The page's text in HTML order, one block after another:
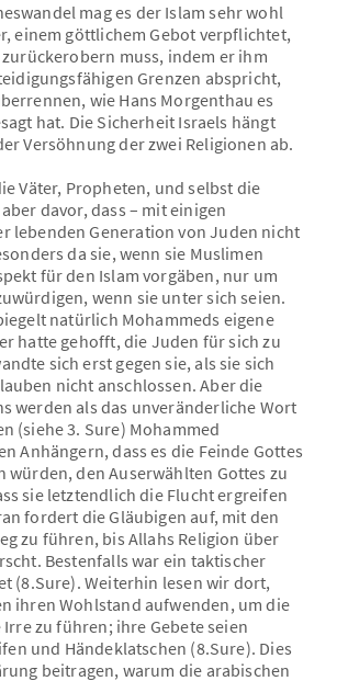
mag es der Islam sehr wohl
einem göttlichem Gebot verpflichtet,
zurückerobern muss, indem er ihm
Grenzen abspricht,
wie Hans Morgenthau es
hat. Die Sicherheit Israels hängt
Versöhnung der zwei Religionen ab.
Väter, Propheten, und selbst die
davor, dass – mit einigen
lebenden Generation von Juden nicht
da sie, wenn sie Muslimen
für den Islam vorgäben, nur um
wenn sie unter sich seien.
natürlich Mohammeds eigene
hatte gehofft, die Juden für sich zu
sich erst gegen sie, als sie sich
nicht anschlossen. Aber die
werden als das unveränderliche Wort
(siehe 3. Sure) Mohammed
Anhängern, dass es die Feinde Gottes
würden, den Auserwählten Gottes zu
sie letztendlich die Flucht ergreifen
fordert die Gläubigen auf, mit den
zu führen, bis Allahs Religion über
Bestenfalls war ein taktischer
(8.Sure). Weiterhin lesen wir dort,
ihren Wohlstand aufwenden, um die
zu führen; ihre Gebete seien
und Händeklatschen (8.Sure). Dies
beitragen, warum die arabischen